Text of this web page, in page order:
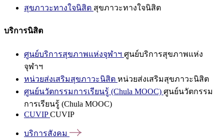
สุขภาวะทางใจนิสิต สุขภาวะทางใจนิสิต
บริการนิสิต
ศูนย์บริการสุขภาพแห่งจุฬาฯ ศูนย์บริการสุขภาพแห่ง
จุฬาฯ
หน่วยส่งเสริมสุขภาวะนิสิต หน่วยส่งเสริมสุขภาวะนิสิต
ศูนย์นวัตกรรมการเรียนรู้ (Chula MOOC) ศูนย์นวัตกรรม
การเรียนรู้ (Chula MOOC)
CUVIPCUVIP
บริการสังคม